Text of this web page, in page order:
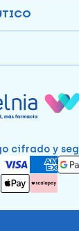
cifrado y